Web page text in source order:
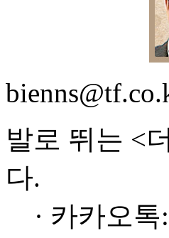
발로 뛰는 <
다.
· 카카오